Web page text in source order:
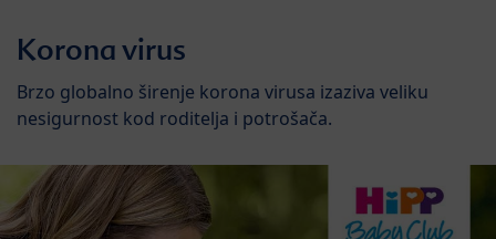
Korona virus
Brzo globalno širenje korona virusa izaziva veliku
nesigurnost kod roditelja i potrošača.